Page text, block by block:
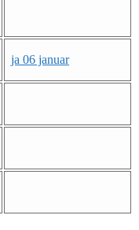
ja 06 januar